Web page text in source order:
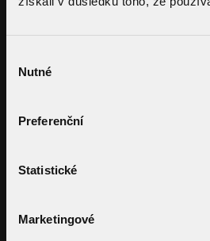
souhlasu
Nutné
Preferenční
Statistické
Marketingové
PVC-MANSCHETTE
KUNDENSPEZIFISCHE
ZUBEHÖR